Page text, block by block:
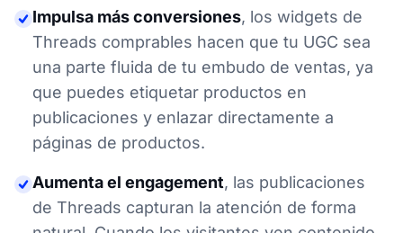
Impulsa más conversiones, los widgets de
Threads comprables hacen que tu UGC sea
una parte fluida de tu embudo de ventas, ya
que puedes etiquetar productos en
publicaciones y enlazar directamente a
páginas de productos.
Aumenta el engagement, las publicaciones
de Threads capturan la atención de forma